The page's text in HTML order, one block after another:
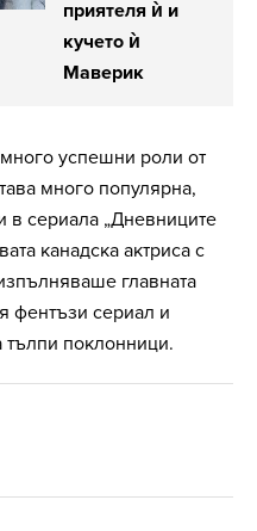
приятеля ѝ и
кучето ѝ
Маверик
успешни роли от
много популярна,
в сериала „Дневниците
канадска актриса с
главната
фентъзи сериал и
поклонници.